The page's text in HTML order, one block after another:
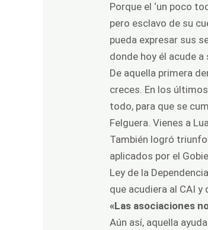
Porque el ‘un poco
pero esclavo de su
pueda expresar sus
donde hoy él acude
De aquella primera
creces. En los
todo, para que se
Felguera. Vienes a
También logró
aplicados por el
Ley de la
que acudiera al CAI
«Las asociaciones
Aún así, aquella